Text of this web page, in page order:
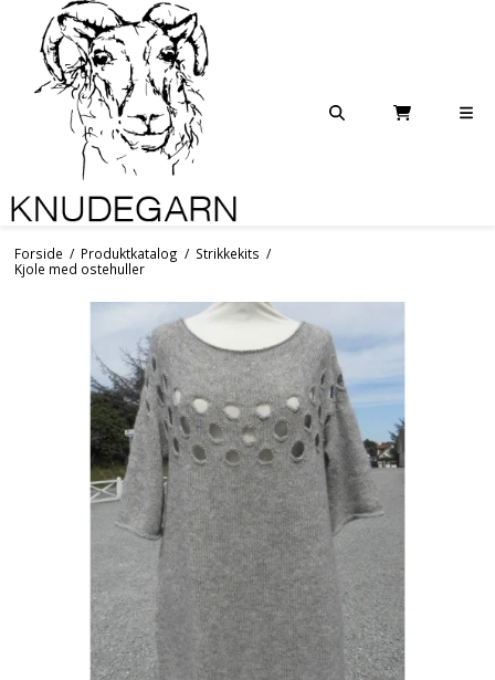
Forside / Produktkatalog / Strikkekits /
Kjole med ostehuller